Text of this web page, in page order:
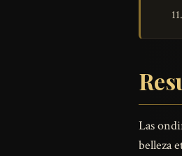
Las
belleza